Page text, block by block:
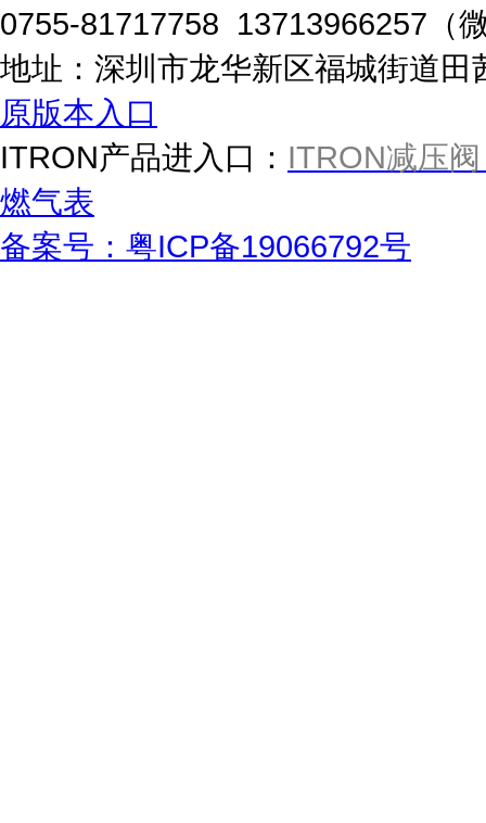
0755-81717758 13713966257（
地址：深圳市龙华新区福城街道田
原版本入口
ITRON产品进入口： ITRON减压阀
燃气表
备案号：粤ICP备19066792号